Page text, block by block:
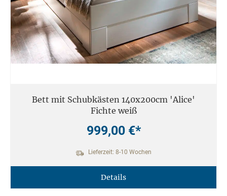
Bett mit Schubkästen 140x200cm 'Alice'
Fichte weiß
999,00 €*
Lieferzeit: 8-10 Wochen
Details